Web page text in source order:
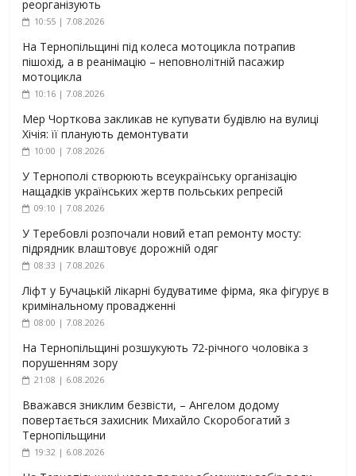
реорганізують
10:55 | 7.08.2026
На Тернопільщині під колеса мотоцикла потрапив
пішохід, а в реанімацію – неповнолітній пасажир
мотоцикла
10:16 | 7.08.2026
Мер Чорткова закликав не купувати будівлю на вулиці
Хічія: її планують демонтувати
10:00 | 7.08.2026
У Тернополі створюють всеукраїнську організацію
нащадків українських жертв польських репресій
09:10 | 7.08.2026
У Теребовлі розпочали новий етап ремонту мосту:
підрядник влаштовує дорожній одяг
08:33 | 7.08.2026
Ліфт у Бучацькій лікарні будуватиме фірма, яка фігурує в
кримінальному провадженні
08:00 | 7.08.2026
На Тернопільщині розшукують 72-річного чоловіка з
порушенням зору
21:08 | 6.08.2026
Вважався зниклим безвісти, – Ангелом додому
повертається захисник Михайло Скоробогатий з
Тернопільщини
19:32 | 6.08.2026